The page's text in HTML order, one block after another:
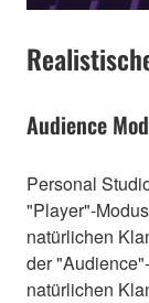
Audience
Personal
"Player"-
natürlichen
der
natürlichen